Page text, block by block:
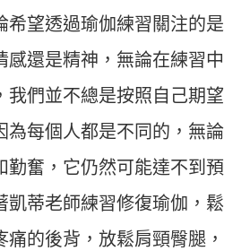
希望透過瑜伽練習關注的是
感還是精神，無論在練習中
我們並不總是按照自己期望
為每個人都是不同的，無論
勤奮，它仍然可能達不到預
凱蒂老師練習修復瑜伽，鬆
痛的後背，放鬆肩頸臀腿，